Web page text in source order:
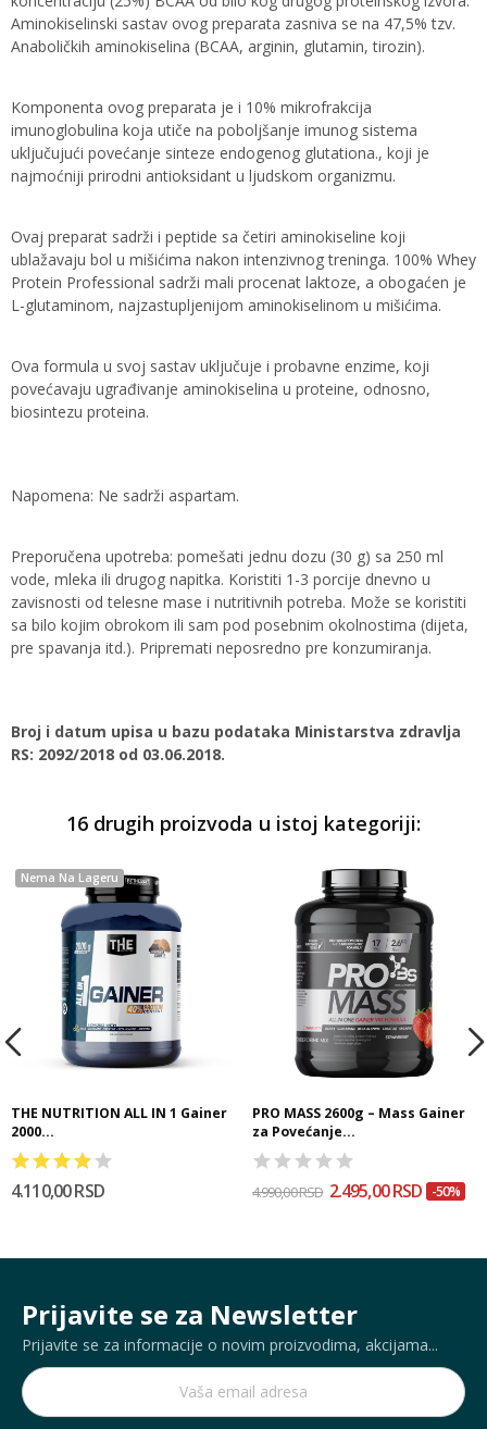
Aminokiselinski sastav ovog preparata zasniva se na 47,5% tzv.
Anaboličkih aminokiselina (BCAA, arginin, glutamin, tirozin).
Komponenta ovog preparata je i 10% mikrofrakcija
imunoglobulina koja utiče na poboljšanje imunog sistema
uključujući povećanje sinteze endogenog glutationa., koji je
najmoćniji prirodni antioksidant u ljudskom organizmu.
Ovaj preparat sadrži i peptide sa četiri aminokiseline koji
ublažavaju bol u mišićima nakon intenzivnog treninga. 100% Whey
Protein Professional sadrži mali procenat laktoze, a obogaćen je
L-glutaminom, najzastupljenijom aminokiselinom u mišićima.
Ova formula u svoj sastav uključuje i probavne enzime, koji
povećavaju ugrađivanje aminokiselina u proteine, odnosno,
biosintezu proteina.
Napomena: Ne sadrži aspartam.
Preporučena upotreba: pomešati jednu dozu (30 g) sa 250 ml
vode, mleka ili drugog napitka. Koristiti 1-3 porcije dnevno u
zavisnosti od telesne mase i nutritivnih potreba. Može se koristiti
sa bilo kojim obrokom ili sam pod posebnim okolnostima (dijeta,
pre spavanja itd.). Pripremati neposredno pre konzumiranja.
Broj i datum upisa u bazu podataka Ministarstva zdravlja
RS: 2092/2018 od 03.06.2018.
16 drugih proizvoda u istoj kategoriji:
Nema Na Lageru
THE NUTRITION ALL IN 1 Gainer
2000...
4.110,00 RSD
PRO MASS 2600g – Mass Gainer
za Povećanje...
4.990,00 RSD 2.495,00 RSD -50%
Prijavite se za Newsletter
Prijavite se za informacije o novim proizvodima, akcijama...